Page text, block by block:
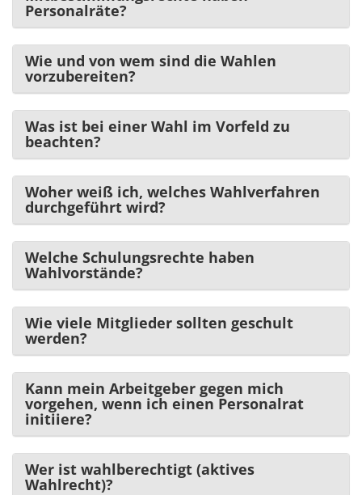
Personalräte?
Wie und von wem sind die Wahlen
vorzubereiten?
Was ist bei einer Wahl im Vorfeld zu
beachten?
Woher weiß ich, welches Wahlverfahren
durchgeführt wird?
Welche Schulungsrechte haben
Wahlvorstände?
Wie viele Mitglieder sollten geschult
werden?
Kann mein Arbeitgeber gegen mich
vorgehen, wenn ich einen Personalrat
initiiere?
Wer ist wahlberechtigt (aktives
Wahlrecht)?